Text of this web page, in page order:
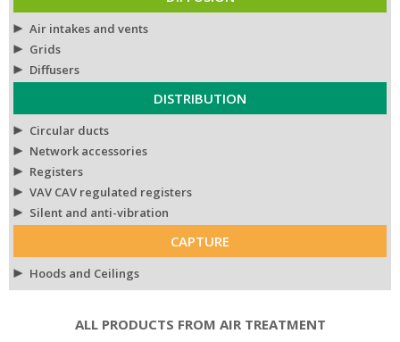
Air intakes and vents
Grids
Diffusers
DISTRIBUTION
Circular ducts
Network accessories
Registers
VAV CAV regulated registers
Silent and anti-vibration
CAPTURE
Hoods and Ceilings
ALL PRODUCTS FROM AIR TREATMENT